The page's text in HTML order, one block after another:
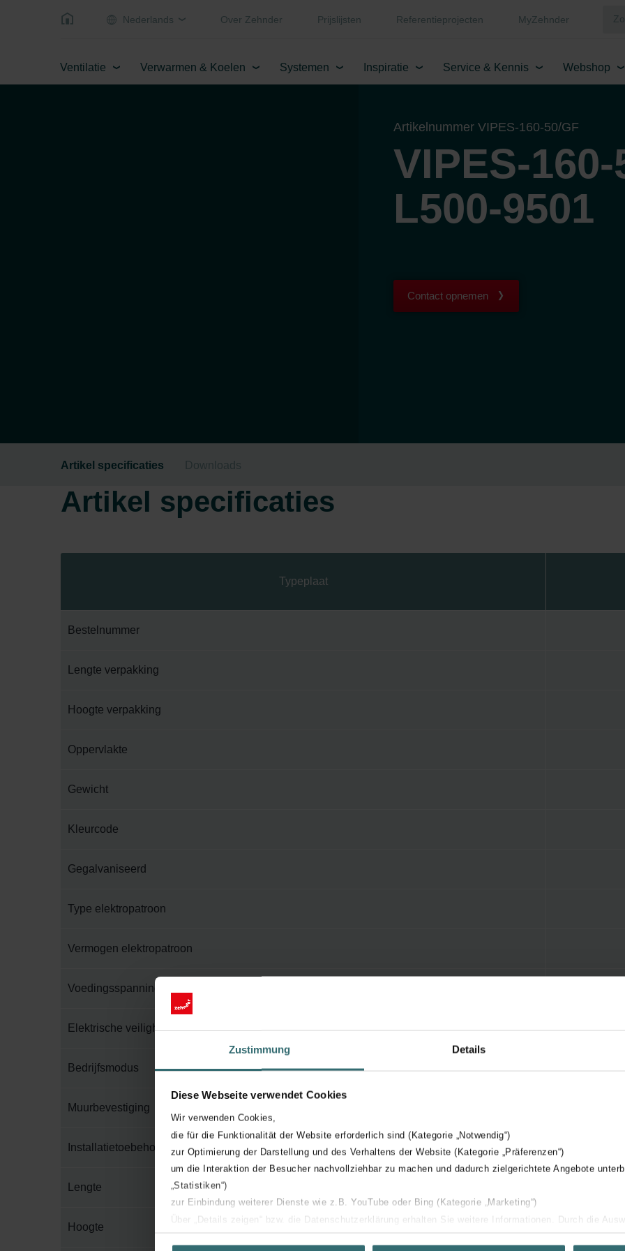
Zustimmung Details
Diese Webseite verwendet Cookies
Wir verwenden Cookies,
die für die Funktionalität der Website erforderlich sind (Kategorie „Notwendig“)
zur Optimierung der Darstellung und des Verhaltens der Website (Kategorie „Präferenzen“)
um die Interaktion der Besucher nachvollziehbar zu machen und dadurch zielgerichtete Angebote
„Statistiken“)
zur Einbindung weiterer Dienste wie z.B. YouTube oder Bing (Kategorie „Marketing“)
Über „Details zeigen“ bzw. die Datenschutzerklärung erhalten Sie weitere Informationen. Durch die
Nederlands Over Zehnder Prijslijsten Referentieprojecten MyZehnder
Ventilatie Verwarmen & Koelen Systemen Inspiratie Service & Kennis Webshop
Artikelnummer VIPES-160-50/GF
VIPES-
L500-9501
Contact opnemen
Artikel specificaties Downloads
Artikel specificaties
Typeplaat
Bestelnummer
Lengte verpakking
Hoogte verpakking
Oppervlakte
Gewicht
Kleurcode
Gegalvaniseerd
Type elektropatroon
Vermogen elektropatroon
Voedingsspanning
Elektrische veiligheidsklasse
Bedrijfsmodus
Muurbevestiging
Installatietoebehoren in verpakking
Lengte
Hoogte